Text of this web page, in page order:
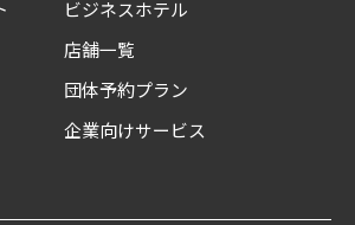
ビジネスホテル
店舗一覧
団体予約プラン
企業向けサービス